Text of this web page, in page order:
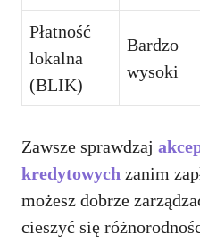
Płatność
lokalna
(BLIK)
Bardzo
wysoki
Zawsze sprawdzaj
kredytowych zanim
możesz dobrze
cieszyć się